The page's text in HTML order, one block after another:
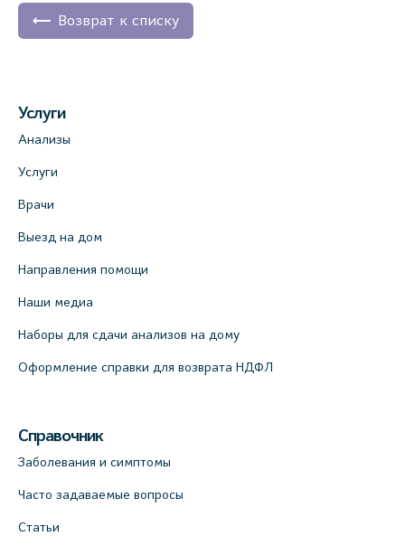
Возврат к списку
Услуги
Анализы
Услуги
Врачи
Выезд на дом
Направления помощи
Наши медиа
Наборы для сдачи анализов на дому
Оформление справки для возврата НДФЛ
Справочник
Заболевания и симптомы
Часто задаваемые вопросы
Статьи